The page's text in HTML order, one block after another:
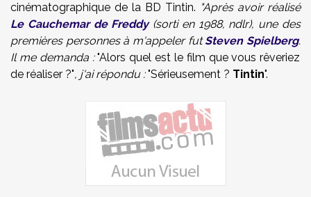
cinématographique de la BD Tintin. "Après avoir réalisé
Le Cauchemar de Freddy(sorti en 1988, ndlr), une des
premières personnes à m'appeler futSteven Spielberg.
Il me demanda :"Alors quel est le film que vous rêveriez
de réaliser ?", j'ai répondu :"Sérieusement ? Tintin".